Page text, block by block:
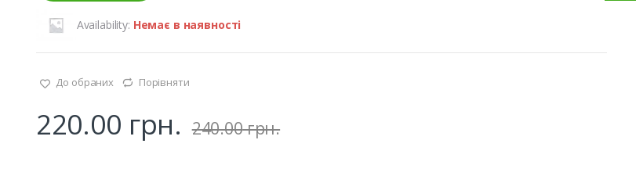
Availability: Немає в наявності
До обраних Порівняти
220.00 грн. 240.00грн.